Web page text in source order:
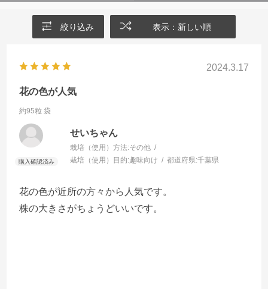
絞り込み 表示：新しい順
2024.3.17
花の色が人気
約95粒 袋
せいちゃん
栽培（使用）方法:その他
栽培（使用）目的:趣味向け 都道府県:千葉県
花の色が近所の方々から人気です。
株の大きさがちょうどいいです。